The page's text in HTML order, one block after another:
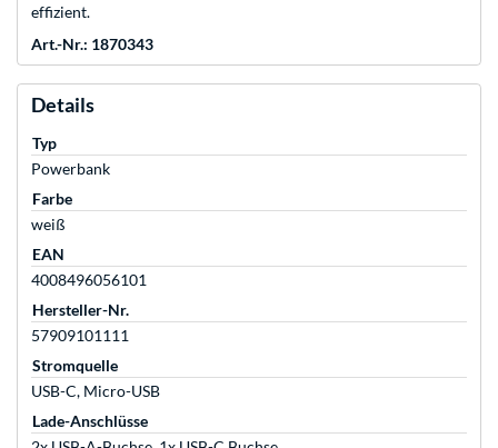
effizient.
Art.-Nr.: 1870343
Details
Typ
Powerbank
Farbe
weiß
EAN
4008496056101
Hersteller-Nr.
57909101111
Stromquelle
USB-C, Micro-USB
Lade-Anschlüsse